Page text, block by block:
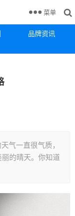
品牌资讯
菜单
气一直很气质，
的晴天。你知道